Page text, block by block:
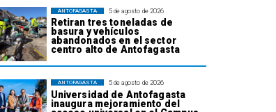
5 de agosto de 2026
Retiran tres toneladas de
basura y vehículos
abandonados en el sector
centro alto de Antofagasta
ANTOFAGASTA
5 de agosto de 2026
Universidad de Antofagasta
inaugura mejoramiento del
ANTOFAGASTA